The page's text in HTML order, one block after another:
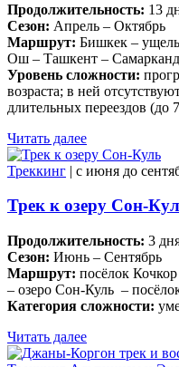
Продолжительность: 13
Сезон: Апрель – Октябрь
Маршрут: Бишкек –
Ош – Ташкент –
Уровень сложности:
возраста; в ней
длительных переездов (до
Читать далее
Треккинг | c июня до
Трек к озеру Сон-
Продолжительность: 3
Сезон: Июнь – Сентябрь
Маршрут: посёлок
– озеро Сон-Куль –
Категория сложности:
Читать далее